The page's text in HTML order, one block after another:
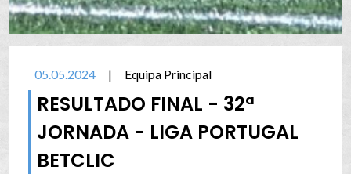
05.05.2024 | Equipa Principal
RESULTADO FINAL - 32ª
JORNADA - LIGA PORTUGAL
BETCLIC